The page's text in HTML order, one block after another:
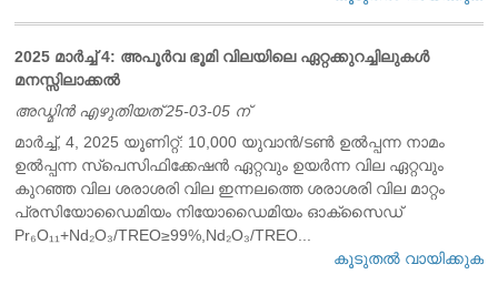
2025 മാർച്ച് 4: അപൂർവ ഭൂമി വിലയിലെ ഏറ്റക്കുറച്ചിലുകൾ
മനസ്സിലാക്കൽ
അഡ്മിൻ എഴുതിയത് 25-03-05 ന്
മാർച്ച്, 4, 2025 യൂണിറ്റ്: 10,000 യുവാൻ/ടൺ ഉൽപ്പന്ന നാമം
ഉൽപ്പന്ന സ്പെസിഫിക്കേഷൻ ഏറ്റവും ഉയർന്ന വില ഏറ്റവും
കുറഞ്ഞ വില ശരാശരി വില ഇന്നലത്തെ ശരാശരി വില മാറ്റം
പ്രസിയോഡൈമിയം നിയോഡൈമിയം ഓക്സൈഡ്
Pr₆O₁₁+Nd₂O₃/TREO≥99%,Nd₂O₃/TREO...
കൂടുതൽ വായിക്കുക